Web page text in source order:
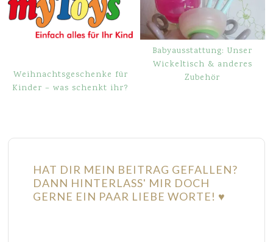
Weihnachtsgeschenke für
Kinder – was schenkt ihr?
Babyausstattung: Unser
Wickeltisch & anderes
Zubehör
HAT DIR MEIN BEITRAG GEFALLEN?
DANN HINTERLASS' MIR DOCH
GERNE EIN PAAR LIEBE WORTE! ♥